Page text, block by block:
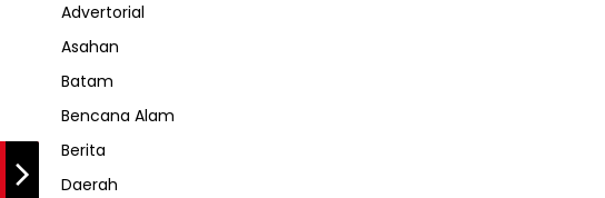
Advertorial
Asahan
Batam
Bencana Alam
Berita
Daerah